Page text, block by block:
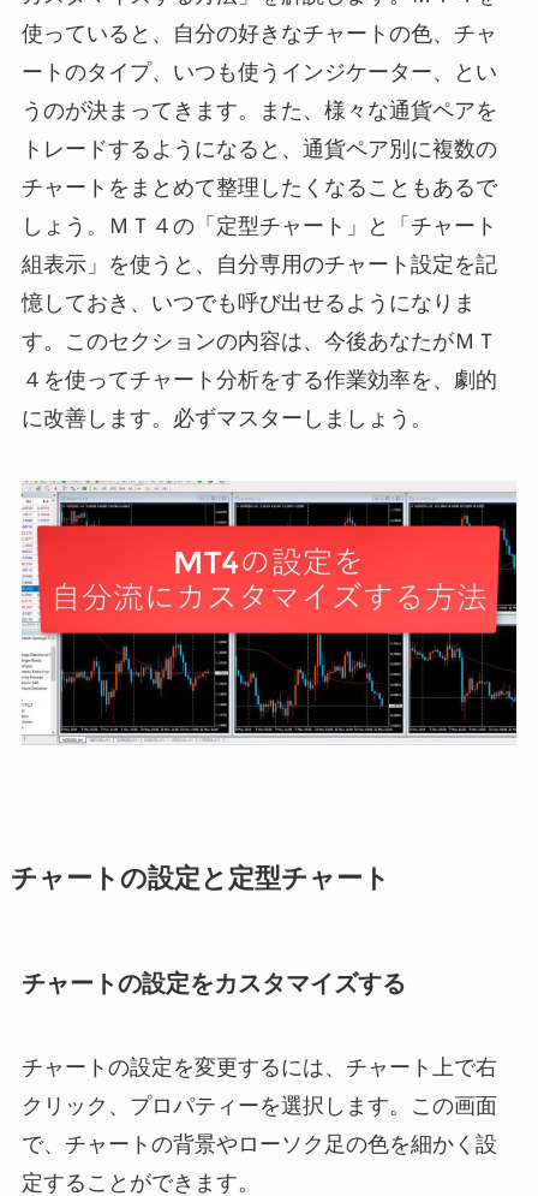
使っていると、自分の好きなチャートの色、チャ
ートのタイプ、いつも使うインジケーター、とい
うのが決まってきます。また、様々な通貨ペアを
トレードするようになると、通貨ペア別に複数の
チャートをまとめて整理したくなることもあるで
しょう。ＭＴ４の「定型チャート」と「チャート
組表示」を使うと、自分専用のチャート設定を記
憶しておき、いつでも呼び出せるようになりま
す。このセクションの内容は、今後あなたがＭＴ
４を使ってチャート分析をする作業効率を、劇的
に改善します。必ずマスターしましょう。
チャートの設定と定型チャート
チャートの設定をカスタマイズする
チャートの設定を変更するには、チャート上で右
クリック、プロパティーを選択します。この画面
で、チャートの背景やローソク足の色を細かく設
定することができます。